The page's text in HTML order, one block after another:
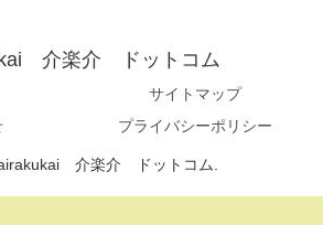
介楽介 ドットコム
サイトマップ
プライバシーポリシー
介楽介 ドットコム.